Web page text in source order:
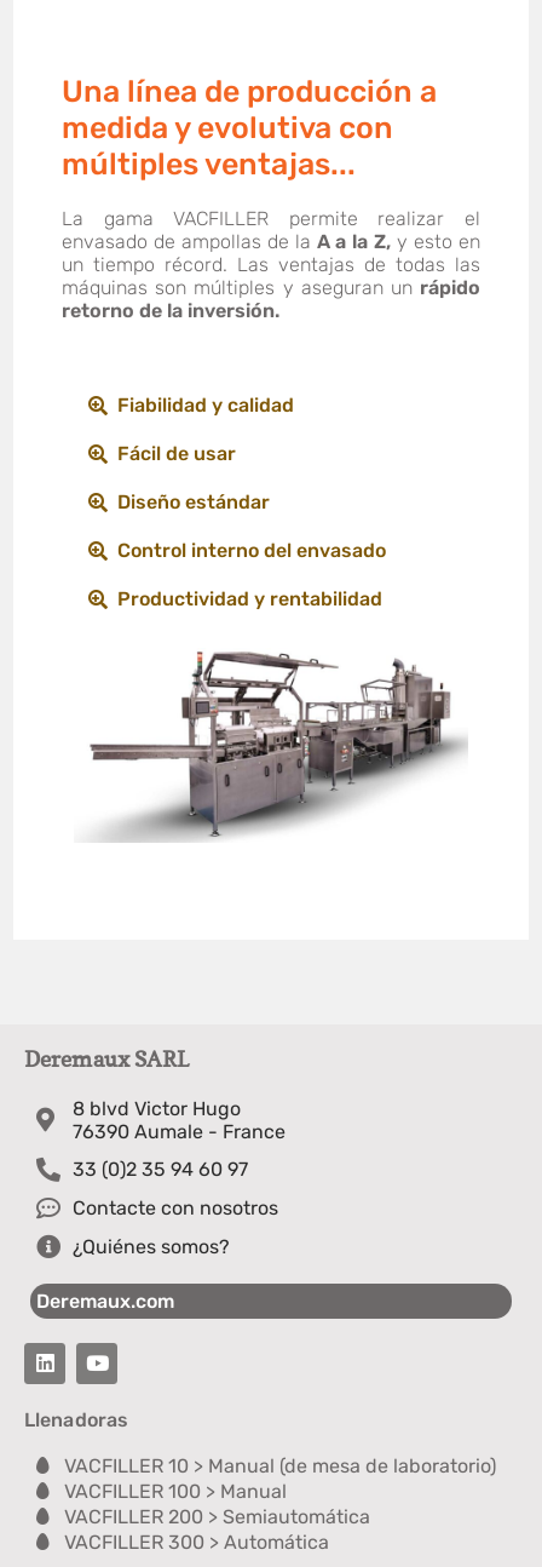
Una línea de producción a
medida y evolutiva con
múltiples ventajas...
La gama VACFILLER permite realizar el
envasado de ampollas de la A a la Z, y esto en
un tiempo récord. Las ventajas de todas las
máquinas son múltiples y aseguran un rápido
retorno de la inversión.
Fiabilidad y calidad
Fácil de usar
Diseño estándar
Control interno del envasado
Productividad y rentabilidad
Deremaux SARL
8 blvd Victor Hugo
76390 Aumale - France
33 (0)2 35 94 60 97
Contacte con nosotros
¿Quiénes somos?
Deremaux.com
Llenadoras
VACFILLER 10 > Manual (de mesa de laboratorio)
VACFILLER 100 > Manual
VACFILLER 200 > Semiautomática
VACFILLER 300 > Automática